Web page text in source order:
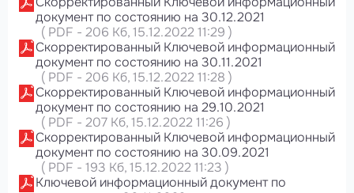
документ по состоянию на 30.12.2021
( PDF - 206 Кб, 15.12.2022 11:29 )
Скорректированный Ключевой информационный
документ по состоянию на 30.11.2021
( PDF - 206 Кб, 15.12.2022 11:28 )
Скорректированный Ключевой информационный
документ по состоянию на 29.10.2021
( PDF - 207 Кб, 15.12.2022 11:26 )
Скорректированный Ключевой информационный
документ по состоянию на 30.09.2021
( PDF - 193 Кб, 15.12.2022 11:23 )
Ключевой информационный документ по